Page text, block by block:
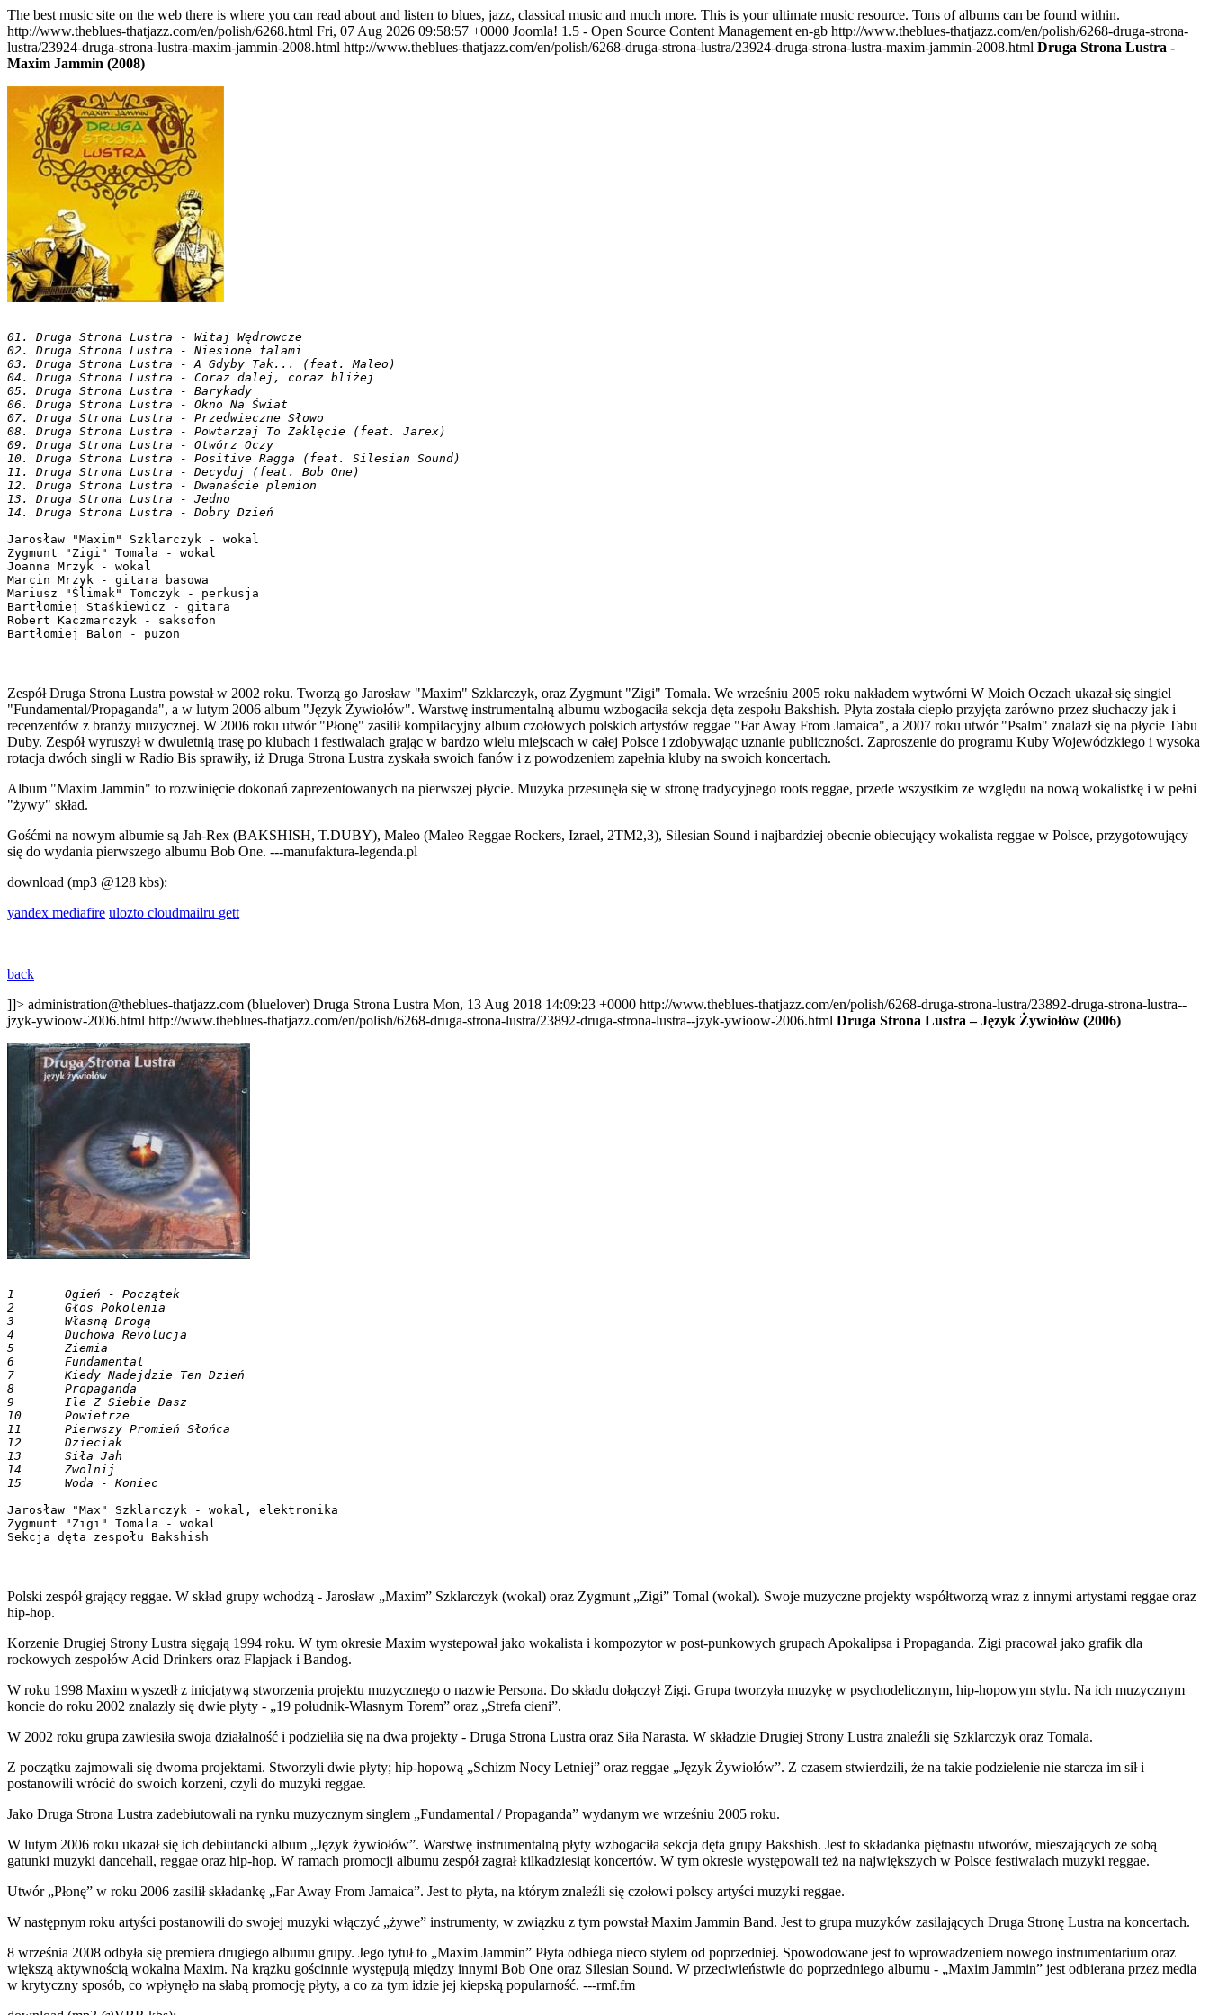
The best music site on the web there is where you can read about and listen to blues, jazz, classical music and much more. This is your ultimate music resource. Tons of albums can be found within.
http://www.theblues-thatjazz.com/en/polish/6268.html Fri, 07 Aug 2026 09:58:57 +0000 Joomla! 1.5 - Open Source Content Management en-gb http://www.theblues-thatjazz.com/en/polish/6268-druga-strona-
lustra/23924-druga-strona-lustra-maxim-jammin-2008.html http://www.theblues-thatjazz.com/en/polish/6268-druga-strona-lustra/23924-druga-strona-lustra-maxim-jammin-2008.html Druga Strona Lustra -
Maxim Jammin (2008)
01. Druga Strona Lustra - Witaj Wędrowcze
02. Druga Strona Lustra - Niesione falami
03. Druga Strona Lustra - A Gdyby Tak... (feat. Maleo)
04. Druga Strona Lustra - Coraz dalej, coraz bliżej
05. Druga Strona Lustra - Barykady
06. Druga Strona Lustra - Okno Na Świat
07. Druga Strona Lustra - Przedwieczne Słowo
08. Druga Strona Lustra - Powtarzaj To Zaklęcie (feat. Jarex)
09. Druga Strona Lustra - Otwórz Oczy
10. Druga Strona Lustra - Positive Ragga (feat. Silesian Sound)
11. Druga Strona Lustra - Decyduj (feat. Bob One)
12. Druga Strona Lustra - Dwanaście plemion
13. Druga Strona Lustra - Jedno
Jarosław "Maxim" Szklarczyk - wokal
Zygmunt "Zigi" Tomala - wokal
Joanna Mrzyk - wokal
Marcin Mrzyk - gitara basowa
Mariusz "Ślimak" Tomczyk - perkusja
Bartłomiej Staśkiewicz - gitara
Robert Kaczmarczyk - saksofon
Zespół Druga Strona Lustra powstał w 2002 roku. Tworzą go Jarosław "Maxim" Szklarczyk, oraz Zygmunt "Zigi" Tomala. We wrześniu 2005 roku nakładem wytwórni W Moich Oczach ukazał się singiel
"Fundamental/Propaganda", a w lutym 2006 album "Język Żywiołów". Warstwę instrumentalną albumu wzbogaciła sekcja dęta zespołu Bakshish. Płyta została ciepło przyjęta zarówno przez słuchaczy jak i
recenzentów z branży muzycznej. W 2006 roku utwór "Płonę" zasilił kompilacyjny album czołowych polskich artystów reggae "Far Away From Jamaica", a 2007 roku utwór "Psalm" znalazł się na płycie Tabu
Duby. Zespół wyruszył w dwuletnią trasę po klubach i festiwalach grając w bardzo wielu miejscach w całej Polsce i zdobywając uznanie publiczności. Zaproszenie do programu Kuby Wojewódzkiego i wysoka
rotacja dwóch singli w Radio Bis sprawiły, iż Druga Strona Lustra zyskała swoich fanów i z powodzeniem zapełnia kluby na swoich koncertach.
Album "Maxim Jammin" to rozwinięcie dokonań zaprezentowanych na pierwszej płycie. Muzyka przesunęła się w stronę tradycyjnego roots reggae, przede wszystkim ze względu na nową wokalistkę i w pełni
"żywy" skład.
Gośćmi na nowym albumie są Jah-Rex (BAKSHISH, T.DUBY), Maleo (Maleo Reggae Rockers, Izrael, 2TM2,3), Silesian Sound i najbardziej obecnie obiecujący wokalista reggae w Polsce, przygotowujący
się do wydania pierwszego albumu Bob One. ---manufaktura-legenda.pl
download (mp3 @128 kbs):
yandex mediafire ulozto cloudmailru gett
back
]]> administration@theblues-thatjazz.com (bluelover) Druga Strona Lustra Mon, 13 Aug 2018 14:09:23 +0000 http://www.theblues-thatjazz.com/en/polish/6268-druga-strona-lustra/23892-druga-strona-lustra--
jzyk-ywioow-2006.html http://www.theblues-thatjazz.com/en/polish/6268-druga-strona-lustra/23892-druga-strona-lustra--jzyk-ywioow-2006.html Druga Strona Lustra ‎– Język Żywiołów (2006)
1 	Ogień - Początek
2 	Głos Pokolenia
3 	Własną Drogą
4 	Duchowa Revolucja
5 	Ziemia
6 	Fundamental
7 	Kiedy Nadejdzie Ten Dzień
8 	Propaganda
9 	Ile Z Siebie Dasz
10 	Powietrze
11 	Pierwszy Promień Słońca
12 	Dzieciak
13 	Siła Jah
14 	Zwolnij
Jarosław "Max" Szklarczyk - wokal, elektronika
Zygmunt "Zigi" Tomala - wokal
Polski zespół grający reggae. W skład grupy wchodzą - Jarosław „Maxim” Szklarczyk (wokal) oraz Zygmunt „Zigi” Tomal (wokal). Swoje muzyczne projekty współtworzą wraz z innymi artystami reggae oraz
hip-hop.
Korzenie Drugiej Strony Lustra sięgają 1994 roku. W tym okresie Maxim wystepował jako wokalista i kompozytor w post-punkowych grupach Apokalipsa i Propaganda. Zigi pracował jako grafik dla
rockowych zespołów Acid Drinkers oraz Flapjack i Bandog.
W roku 1998 Maxim wyszedł z inicjatywą stworzenia projektu muzycznego o nazwie Persona. Do składu dołączył Zigi. Grupa tworzyła muzykę w psychodelicznym, hip-hopowym stylu. Na ich muzycznym
koncie do roku 2002 znalazły się dwie płyty - „19 południk-Własnym Torem” oraz „Strefa cieni”.
W 2002 roku grupa zawiesiła swoja działalność i podzieliła się na dwa projekty - Druga Strona Lustra oraz Siła Narasta. W składzie Drugiej Strony Lustra znaleźli się Szklarczyk oraz Tomala.
Z początku zajmowali się dwoma projektami. Stworzyli dwie płyty; hip-hopową „Schizm Nocy Letniej” oraz reggae „Język Żywiołów”. Z czasem stwierdzili, że na takie podzielenie nie starcza im sił i
postanowili wrócić do swoich korzeni, czyli do muzyki reggae.
Jako Druga Strona Lustra zadebiutowali na rynku muzycznym singlem „Fundamental / Propaganda” wydanym we wrześniu 2005 roku.
W lutym 2006 roku ukazał się ich debiutancki album „Język żywiołów”. Warstwę instrumentalną płyty wzbogaciła sekcja dęta grupy Bakshish. Jest to składanka piętnastu utworów, mieszających ze sobą
gatunki muzyki dancehall, reggae oraz hip-hop. W ramach promocji albumu zespół zagrał kilkadziesiąt koncertów. W tym okresie występowali też na największych w Polsce festiwalach muzyki reggae.
Utwór „Płonę” w roku 2006 zasilił składankę „Far Away From Jamaica”. Jest to płyta, na którym znaleźli się czołowi polscy artyści muzyki reggae.
W następnym roku artyści postanowili do swojej muzyki włączyć „żywe” instrumenty, w związku z tym powstał Maxim Jammin Band. Jest to grupa muzyków zasilających Druga Stronę Lustra na koncertach.
8 września 2008 odbyła się premiera drugiego albumu grupy. Jego tytuł to „Maxim Jammin” Płyta odbiega nieco stylem od poprzedniej. Spowodowane jest to wprowadzeniem nowego instrumentarium oraz
większą aktywnością wokalna Maxim. Na krążku gościnnie występują między innymi Bob One oraz Silesian Sound. W przeciwieństwie do poprzedniego albumu - „Maxim Jammin” jest odbierana przez media
w krytyczny sposób, co wpłynęło na słabą promocję płyty, a co za tym idzie jej kiepską popularność. ---rmf.fm